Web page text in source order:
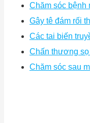
Chăm sóc bệnh
Gây tê đám rối
Các tai biến
Chấn thương sọ
Chăm sóc sau